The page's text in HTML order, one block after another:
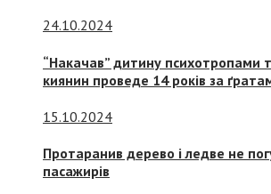
24.10.2024
“Накачав” дитину психотропами
киянин проведе 14 років за
15.10.2024
Протаранив дерево і ледве не
пасажирів